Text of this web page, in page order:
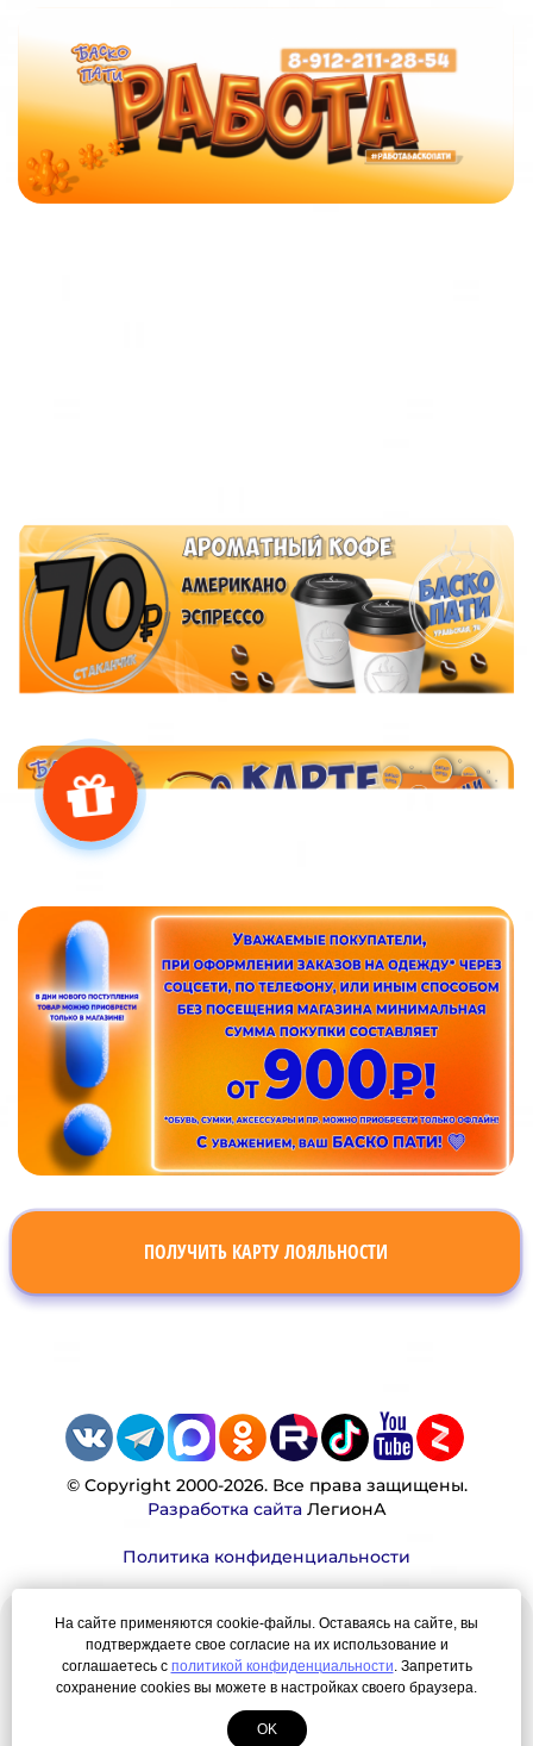
ПОЛУЧИТЬ КАРТУ ЛОЯЛЬНОСТИ
© Copyright 2000-2026. Все права защищены.
Разработка сайтаЛегионА
Политика конфиденциальности
Наша миссия:
Мы — честно, много, давно продаем вещи,
которые Вы ищете. Для нас главная ценность —
результат для нашего клиента!
На сайте применяются cookie-файлы. Оставаясь на сайте, вы
подтверждаете свое согласие на их использование и
соглашаетесь с политикой конфиденциальности. Запретить
сохранение cookies вы можете в настройках своего браузера.
OK